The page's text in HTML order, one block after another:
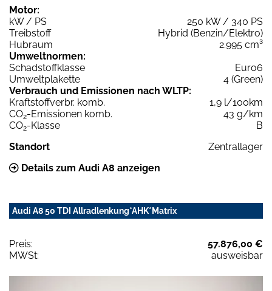
Motor:
kW / PS
250 kW / 340 PS
Treibstoff
Hybrid (Benzin/Elektro)
Hubraum
2.995 cm³
Umweltnormen:
Schadstoffklasse
Euro6
Umweltplakette
4 (Green)
Verbrauch und Emissionen nach WLTP:
Kraftstoffverbr. komb.
1,9 l/100km
CO2-Emissionen komb.
43 g/km
CO2-Klasse
B
Standort
Zentrallager
Details zum Audi A8 anzeigen
Audi A8 50 TDI Allradlenkung*AHK*Matrix
Preis:
57.876,00 €
MWSt:
ausweisbar